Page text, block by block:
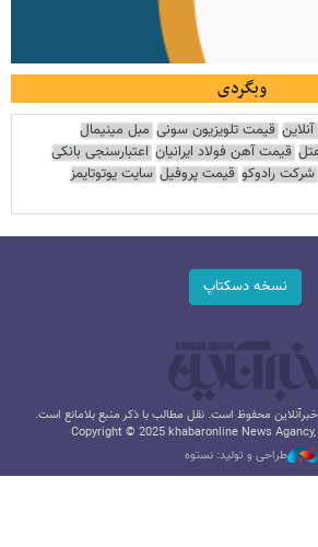
وبگردی
قیمت تلویزیون سونی مبل مینیمال
قیمت آهن فولاد ایرانیان اعتبارسنجی بانکی
شرکت رادوکو قیمت پروفیل سایت یوتوتایمز
نسخه دسکتاپ
محفوظ است. نقل مطالب با ذکر منبع بلامانع است.
Copyright © 2025 khabaronline News
طراحی و تولید: نستوه